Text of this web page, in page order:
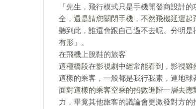
「先生，飛行模式只是手機開發商設計
全，還是請您關閉手機，不然飛機延遲起
聽到此，誰還會跟自己過不去呢。分明
有形」。
在飛機上脫鞋的旅客
這種橋段在影視劇中經常能看到，影視雖
這樣的乘客，一般都是我行我素，連地球
面對這樣的乘客空乘的招數進階一層去
力，畢竟其他旅客的議論會更激發對方的